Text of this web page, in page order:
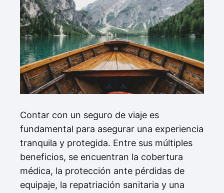
Contar con un seguro de viaje es
fundamental para asegurar una experiencia
tranquila y protegida. Entre sus múltiples
beneficios, se encuentran la cobertura
médica, la protección ante pérdidas de
equipaje, la repatriación sanitaria y una